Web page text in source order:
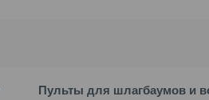
Пульты для шлагбаумов и